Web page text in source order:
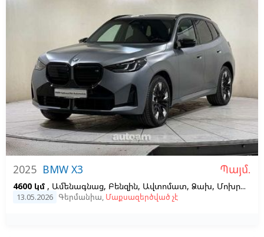
2025 BMW X3 Պայմ.
4600 կմ , Ամենագնաց, Բենզին, Ավտոմատ, Ձախ, Մոխրագույն,
13.05.2026 Գերմանիա, Մաքսազերծված չէ